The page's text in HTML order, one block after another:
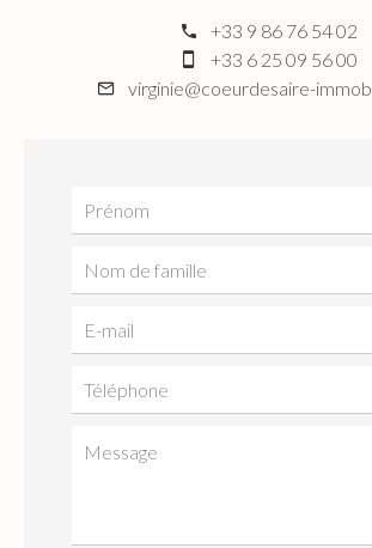
+33 9 86 76 54 02
+33 6 25 09 56 00
virginie@coeurdesaire-